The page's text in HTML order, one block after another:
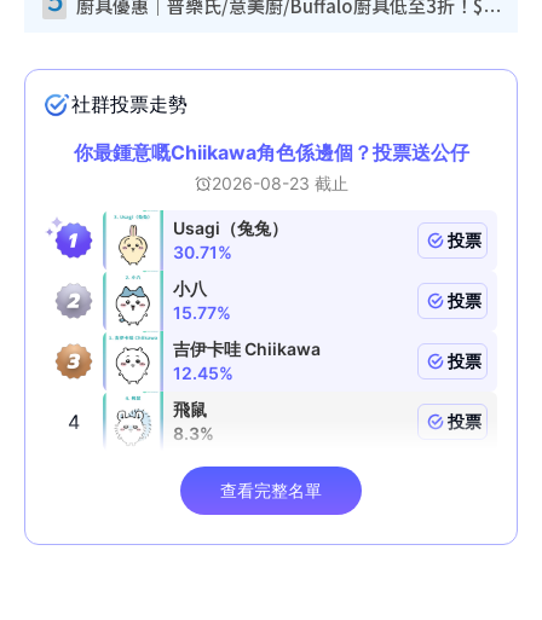
廚具優惠｜普樂氏/意美廚/Buffalo廚具低至3折！$89起買煎鍋／炒鑊／個人鍋 同場小家電激減至$99起